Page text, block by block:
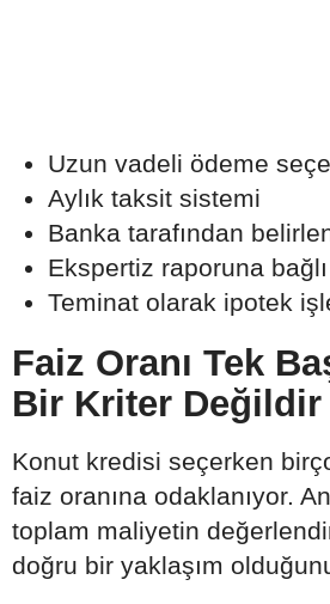
Uzun vadeli ödeme
Aylık taksit sistemi
Banka tarafından
Ekspertiz raporuna
Teminat olarak ipotek
Faiz Oranı Tek
Bir Kriter Değildir
Konut kredisi seçerken
faiz oranına odaklanıyor.
toplam maliyetin
doğru bir yaklaşım